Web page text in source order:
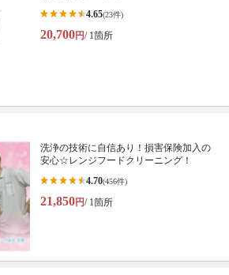
4.65(23件)
20,700円/ 1箇所
洗浄の技術に自信あり！損害保険加入の
安心☆レンジフードクリーニング！
4.70(456件)
21,850円/ 1箇所